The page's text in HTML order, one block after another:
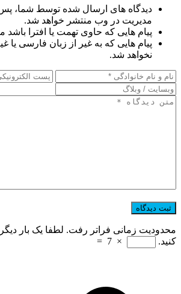
دیدگاه های ارسال شده توسط شما، پس
مدیریت در وب منتشر خواهد شد.
پیام هایی که حاوی تهمت یا افترا باشد
پیام هایی که به غیر از زبان فارسی یا
نخواهد شد.
محدودیت زمانی فراتر رفت. لطفا یک بار
کنید.
×
7
=